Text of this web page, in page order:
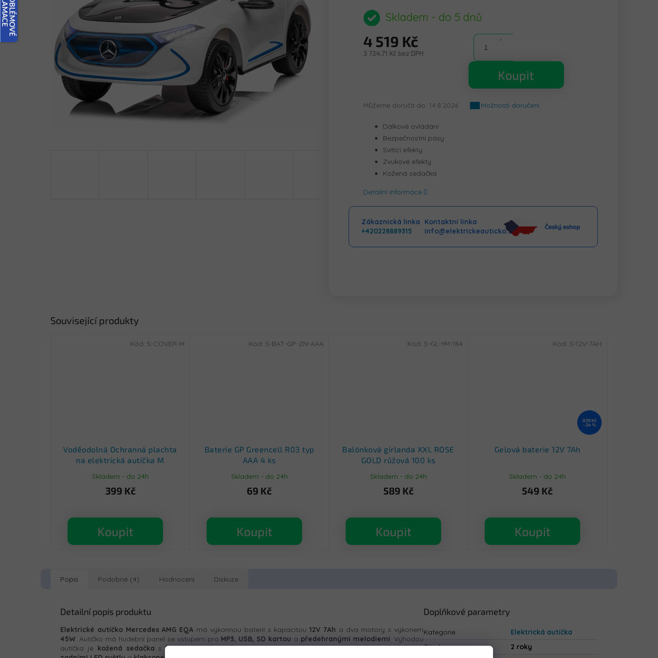
produktu
je
z
5
Skladem - do 5 dnů
4 519 Kč
3 734,71 Kč bez DPH
Koupit
Můžeme doručit do: 14.8.2026 Možnosti doručení
Dálkové ovládání
Bezpečnostní pásy
Svítící efekty
Zvukové efekty
Kožená sedačka
Detailní informace
Zákaznická linka
+420228889315
Kontaktní linka
info@elektrickeauticko.cz
Související produkty
Voděodolná Ochranná plachta
na elektrická autíčka M
Skladem - do 24h
399 Kč
Koupit
Kód: S-COVER-M
Baterie GP Greencell R03 typ
AAA 4 ks
Skladem - do 24h
69 Kč
Koupit
Kód: S-BAT-GP-ZN-AAA
Balónková girlanda XXL ROSE
GOLD růžová 100 ks
Skladem - do 24h
589 Kč
Koupit
Kód: S-GL-YM-184
839 Kč
–34 %
Gelová baterie 12V 7Ah
Skladem - do 24h
549 Kč
Koupit
Kód: S-12V-7AH
Popis Podobné (4) Hodnocení Diskuze
Detailní popis produktu
Elektrické autíčko Mercedes AMG EQA má výkonnou baterií s kapacitou12V 7Ah a dva motory s výkonem
45W. Autíčko má hudební panel se vstupem pro MP3, USB, SD kartou a předehranými melodiemi. Výhodou
autíčka je kožená sedačka sbezpečnostními pásy.Autíčko je vybaveno koly zEVA pěny, předními a
Doplňkové parametry
Kategorie:
Elektrická autíčka
Záruka:
2 roky